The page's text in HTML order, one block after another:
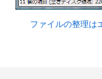
ファイルの整理は